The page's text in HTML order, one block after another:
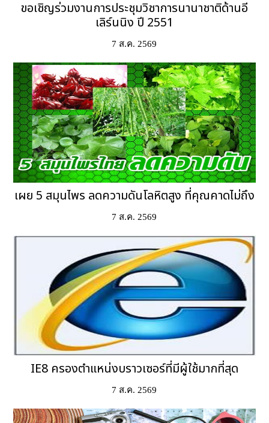
ขอเชิญร่วมงานการประชุมวิชาการนานาชาติด้านอี
เลิร์นนิง ปี 2551
7 ส.ค. 2569
เผย 5 สมุนไพร ลดความดันโลหิตสูง ที่คุณคาดไม่ถึง
7 ส.ค. 2569
IE8 ครองตำแหน่งบราวเซอร์ที่มีผู้ใช้มากที่สุด
7 ส.ค. 2569